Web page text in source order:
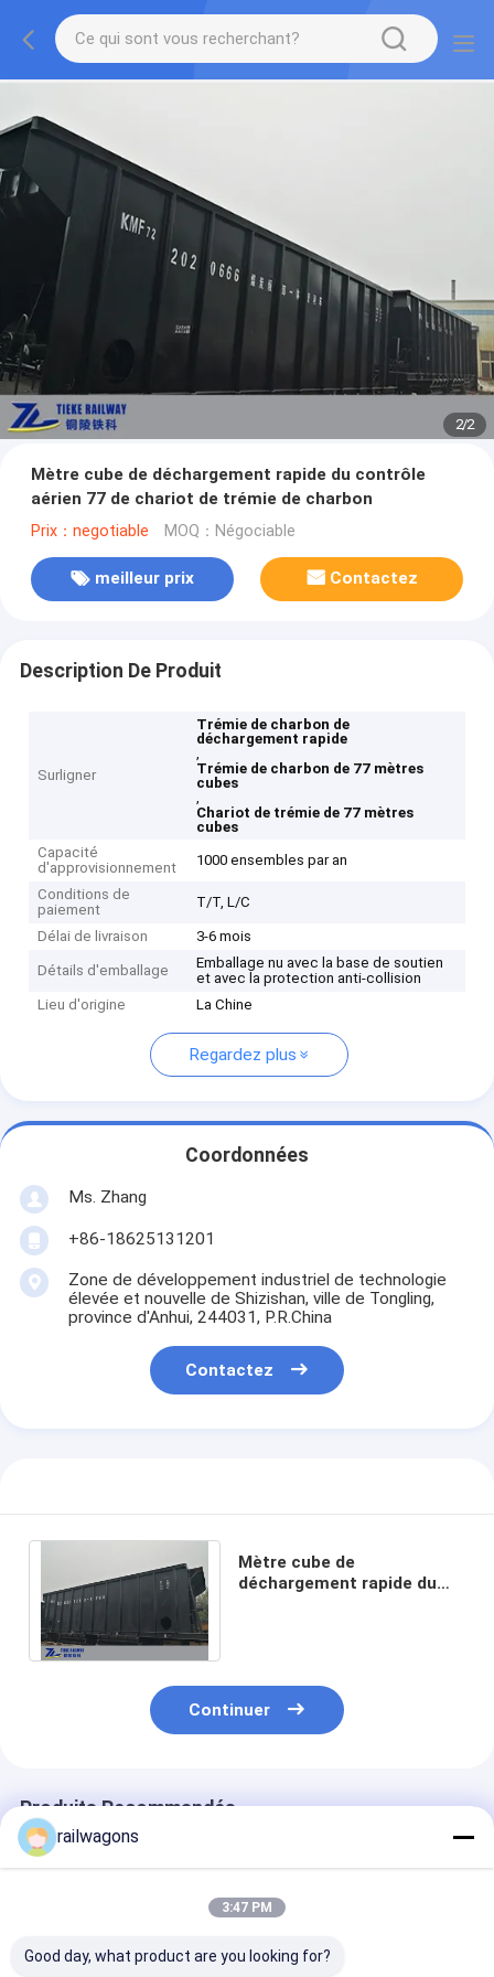
2/2
Mètre cube de déchargement rapide du contrôle
aérien 77 de chariot de trémie de charbon
Prix：negotiable MOQ：Négociable
meilleur prix Contactez
Description De Produit
Surligner
Trémie de charbon de
déchargement rapide
,
Trémie de charbon de 77 mètres
cubes
,
Chariot de trémie de 77 mètres
cubes
Capacité
d'approvisionnement
1000 ensembles par an
Conditions de
paiement
T/T, L/C
Délai de livraison 3-6 mois
Détails d'emballage
Emballage nu avec la base de soutien
et avec la protection anti-collision
Lieu d'origine
La Chine
Regardez plus
Coordonnées
Ms. Zhang
+86-18625131201
Zone de développement industriel de technologie
élevée et nouvelle de Shizishan, ville de Tongling,
province d'Anhui, 244031, P.R.China
Contactez
Mètre cube de
déchargement rapide du
Continuer
Produits Recommandés
railwagons
3:47 PM
Good day, what product are you looking for?